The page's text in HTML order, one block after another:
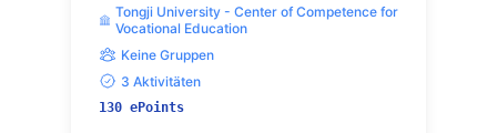
Tongji University - Center of Competence for
Vocational Education
Keine Gruppen
3 Aktivitäten
130 ePoints